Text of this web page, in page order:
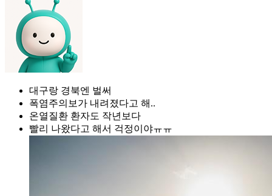
대구랑 경북엔 벌써
폭염주의보가 내려졌다고 해..
온열질환 환자도 작년보다
빨리 나왔다고 해서 걱정이야ㅠㅠ